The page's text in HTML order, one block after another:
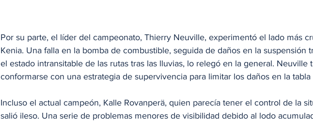
Por su parte, el líder del campeonato, Thierry Neuville, experimentó el lado más
Kenia. Una falla en la bomba de combustible, seguida de daños en la suspensión
el estado intransitable de las rutas tras las lluvias, lo relegó en la general. Neuville
conformarse con una estrategia de supervivencia para limitar los daños en la tabla
Incluso el actual campeón, Kalle Rovanperä, quien parecía tener el control de la
salió ileso. Una serie de problemas menores de visibilidad debido al lodo